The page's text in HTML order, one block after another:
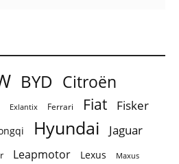
BYD Citroën
Exlantix Ferrari Fiat Fisker
Hyundai Jaguar
Leapmotor Lexus Maxus